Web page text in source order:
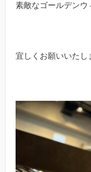
素敵なゴールデンウ
宜しくお願いいたし